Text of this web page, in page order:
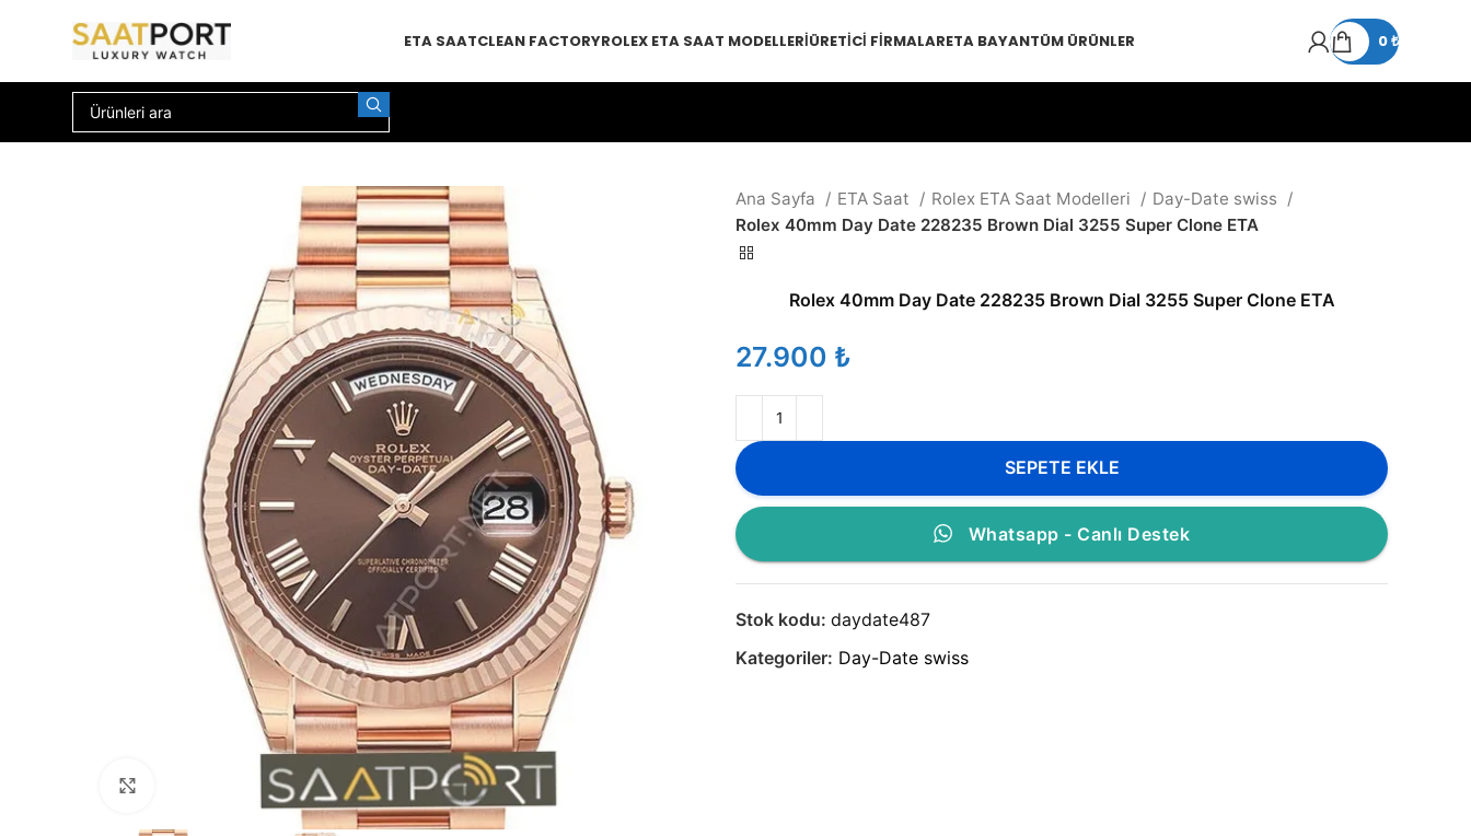
ETA SAATCLEAN FACTORYROLEX ETA SAAT MODELLERIÜRETICI FIRMALARETA BAYANTÜM ÜRÜNLER 0₺
Büyütmek için tıklayın
Ana Sayfa ETA Saat Rolex ETA Saat Modelleri
Day-Date swiss
Rolex 40mm Day Date 228235 Brown Dial 3255 Super Clone ETA
Rolex 40mm Day Date 228235 Brown Dial 3255 Super Clone ETA
₺
SEPETE EKLE
Whatsapp - Canlı Destek
Stok kodu: daydate487
Kategoriler: Day-Date swiss